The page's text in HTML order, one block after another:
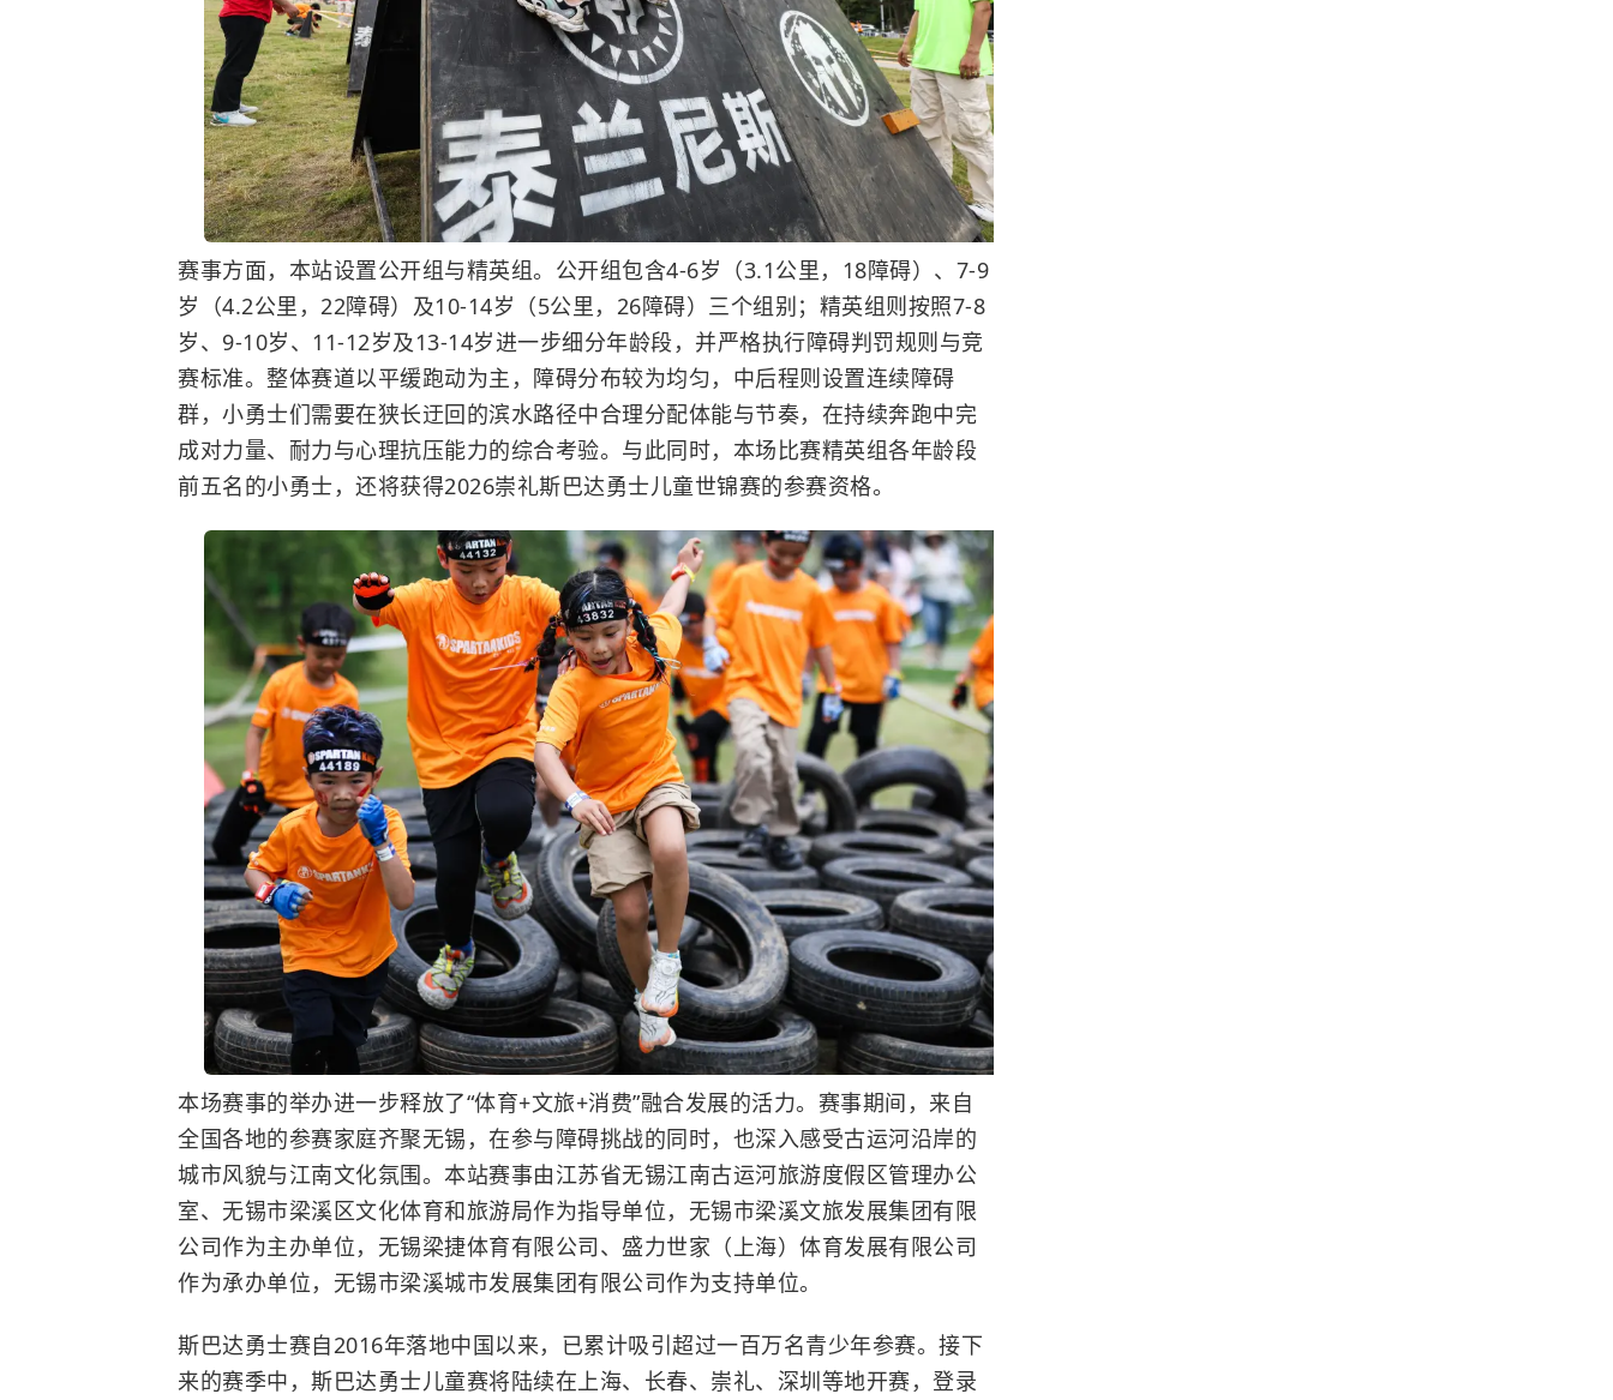
赛事方面，本站设置公开组与精英组。公开组包含4-6岁（3.1公里，18障碍）、7-9
岁（4.2公里，22障碍）及10-14岁（5公里，26障碍）三个组别；精英组则按照7-8
岁、9-10岁、11-12岁及13-14岁进一步细分年龄段，并严格执行障碍判罚规则与竞
赛标准。整体赛道以平缓跑动为主，障碍分布较为均匀，中后程则设置连续障碍
群，小勇士们需要在狭长迂回的滨水路径中合理分配体能与节奏，在持续奔跑中完
成对力量、耐力与心理抗压能力的综合考验。与此同时，本场比赛精英组各年龄段
前五名的小勇士，还将获得2026崇礼斯巴达勇士儿童世锦赛的参赛资格。
本场赛事的举办进一步释放了“体育+文旅+消费”融合发展的活力。赛事期间，来自
全国各地的参赛家庭齐聚无锡，在参与障碍挑战的同时，也深入感受古运河沿岸的
城市风貌与江南文化氛围。本站赛事由江苏省无锡江南古运河旅游度假区管理办公
室、无锡市梁溪区文化体育和旅游局作为指导单位，无锡市梁溪文旅发展集团有限
公司作为主办单位，无锡梁捷体育有限公司、盛力世家（上海）体育发展有限公司
作为承办单位，无锡市梁溪城市发展集团有限公司作为支持单位。
斯巴达勇士赛自2016年落地中国以来，已累计吸引超过一百万名青少年参赛。接下
来的赛季中，斯巴达勇士儿童赛将陆续在上海、长春、崇礼、深圳等地开赛，登录